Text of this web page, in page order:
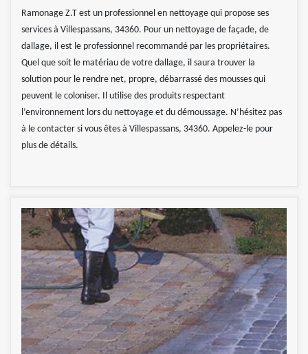
Ramonage Z.T est un professionnel en nettoyage qui propose ses
services à Villespassans, 34360. Pour un nettoyage de façade, de
dallage, il est le professionnel recommandé par les propriétaires.
Quel que soit le matériau de votre dallage, il saura trouver la
solution pour le rendre net, propre, débarrassé des mousses qui
peuvent le coloniser. Il utilise des produits respectant
l’environnement lors du nettoyage et du démoussage. N’hésitez pas
à le contacter si vous êtes à Villespassans, 34360. Appelez-le pour
plus de détails.